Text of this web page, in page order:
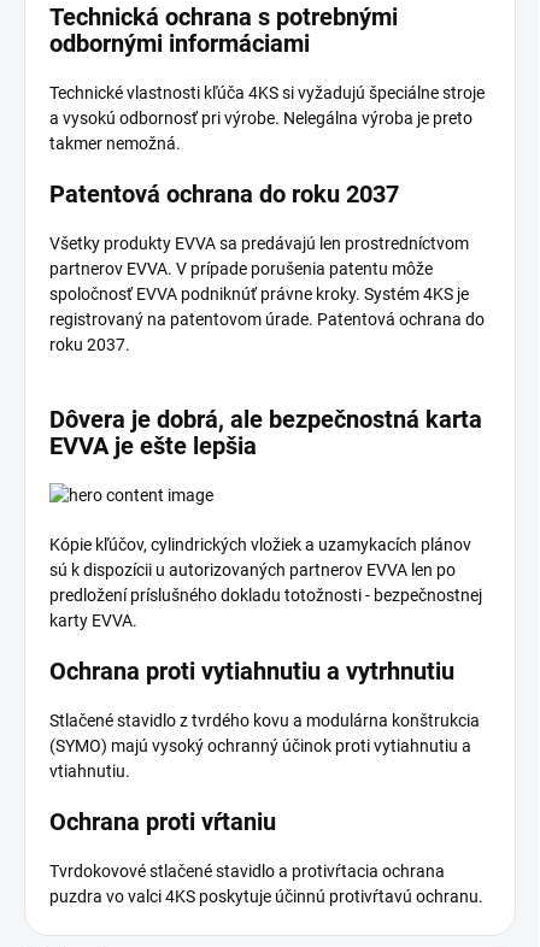
Technická ochrana s potrebnými
odbornými informáciami
Technické vlastnosti kľúča 4KS si vyžadujú špeciálne stroje
a vysokú odbornosť pri výrobe. Nelegálna výroba je preto
takmer nemožná.
Patentová ochrana do roku 2037
Všetky produkty EVVA sa predávajú len prostredníctvom
partnerov EVVA. V prípade porušenia patentu môže
spoločnosť EVVA podniknúť právne kroky. Systém 4KS je
registrovaný na patentovom úrade. Patentová ochrana do
roku 2037.
Dôvera je dobrá, ale bezpečnostná karta
EVVA je ešte lepšia
Kópie kľúčov, cylindrických vložiek a uzamykacích plánov
sú k dispozícii u autorizovaných partnerov EVVA len po
predložení príslušného dokladu totožnosti - bezpečnostnej
karty EVVA.
Ochrana proti vytiahnutiu a vytrhnutiu
Stlačené stavidlo z tvrdého kovu a modulárna konštrukcia
(SYMO) majú vysoký ochranný účinok proti vytiahnutiu a
vtiahnutiu.
Ochrana proti vŕtaniu
Tvrdokovové stlačené stavidlo a protivŕtacia ochrana
puzdra vo valci 4KS poskytuje účinnú protivŕtavú ochranu.